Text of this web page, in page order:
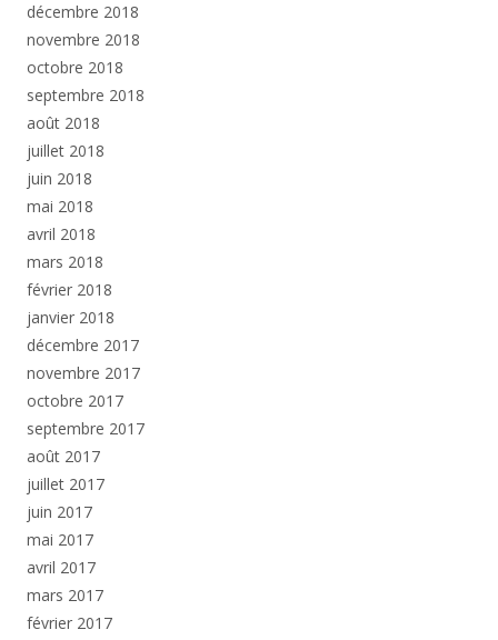
décembre 2018
novembre 2018
octobre 2018
septembre 2018
août 2018
juillet 2018
juin 2018
mai 2018
avril 2018
mars 2018
février 2018
janvier 2018
décembre 2017
novembre 2017
octobre 2017
septembre 2017
août 2017
juillet 2017
juin 2017
mai 2017
avril 2017
mars 2017
février 2017